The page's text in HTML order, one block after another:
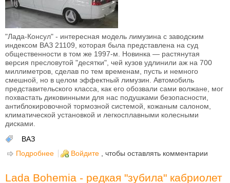
"Лада-Консул" - интересная модель лимузина с заводским
индексом ВАЗ 21109, которая была представлена на суд
общественности в том же 1997-м. Новинка — растянутая
версия пресловутой "десятки", чей кузов удлинили аж на 700
миллиметров, сделав по тем временам, пусть и немного
смешной, но в целом эффектный лимузин. Автомобиль
представительского класса, как его обозвали сами волжане, мог
похвастать диковинными для нас подушками безопасности,
антиблокировочной тормозной системой, кожаным салоном,
климатической установкой и легкосплавными колесными
дисками.
ВАЗ
Подробнее о ВАЗ-21109 "Консул" или "Десятка" лимузин
Войдите , чтобы оставлять комментарии
Lada Bohemia - редкая "зубила" кабриолет